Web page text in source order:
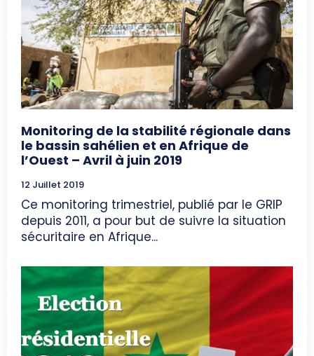
Monitoring de la stabilité régionale dans
le bassin sahélien et en Afrique de
l’Ouest – Avril à juin 2019
12 Juillet 2019
Ce monitoring trimestriel, publié par le GRIP
depuis 2011, a pour but de suivre la situation
sécuritaire en Afrique...